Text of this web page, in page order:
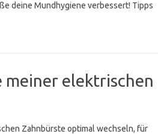
deine Mundhygiene verbessert! Tipps
elektrischen
Zahnbürste optimal wechseln, für